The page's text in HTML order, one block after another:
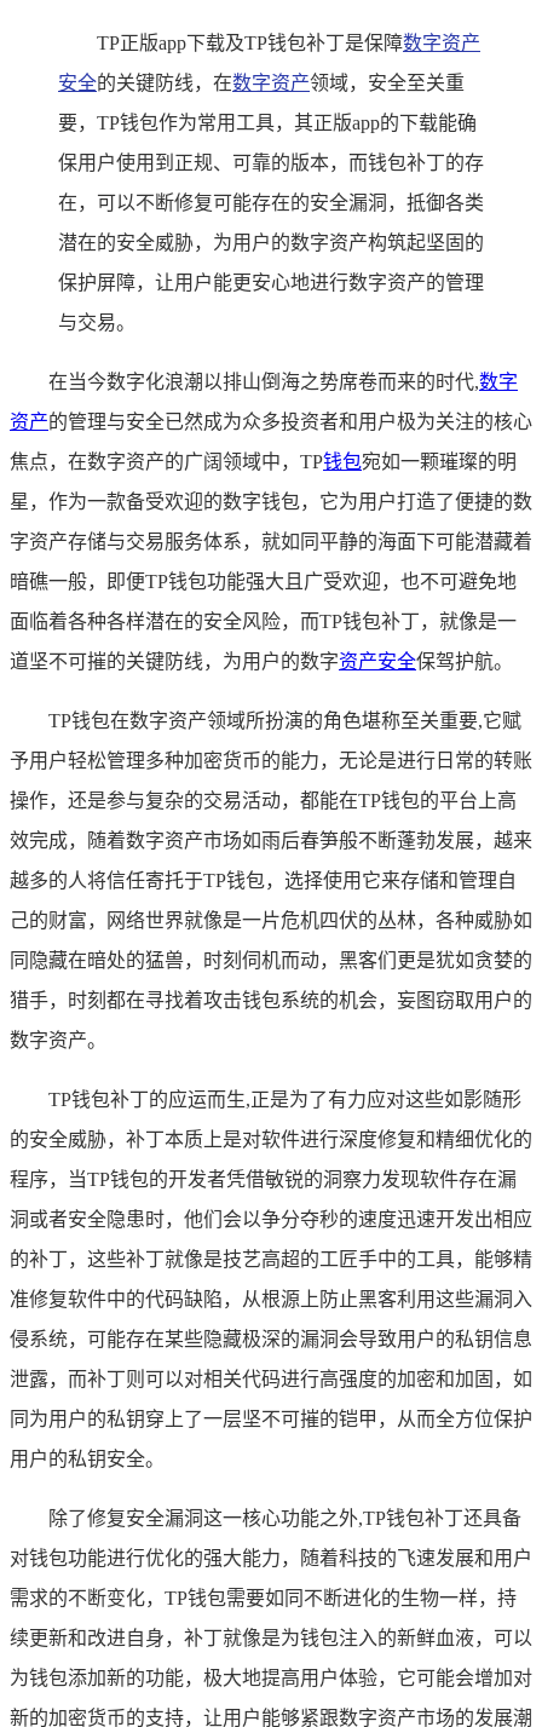
TP正版app下载及TP钱包补丁是保障数字资产
安全的关键防线，在数字资产领域，安全至关重
要，TP钱包作为常用工具，其正版app的下载能确
保用户使用到正规、可靠的版本，而钱包补丁的存
在，可以不断修复可能存在的安全漏洞，抵御各类
潜在的安全威胁，为用户的数字资产构筑起坚固的
保护屏障，让用户能更安心地进行数字资产的管理
与交易。
在当今数字化浪潮以排山倒海之势席卷而来的时代,数字
资产的管理与安全已然成为众多投资者和用户极为关注的核心
焦点，在数字资产的广阔领域中，TP钱包宛如一颗璀璨的明
星，作为一款备受欢迎的数字钱包，它为用户打造了便捷的数
字资产存储与交易服务体系，就如同平静的海面下可能潜藏着
暗礁一般，即便TP钱包功能强大且广受欢迎，也不可避免地
面临着各种各样潜在的安全风险，而TP钱包补丁，就像是一
道坚不可摧的关键防线，为用户的数字资产安全保驾护航。
TP钱包在数字资产领域所扮演的角色堪称至关重要,它赋
予用户轻松管理多种加密货币的能力，无论是进行日常的转账
操作，还是参与复杂的交易活动，都能在TP钱包的平台上高
效完成，随着数字资产市场如雨后春笋般不断蓬勃发展，越来
越多的人将信任寄托于TP钱包，选择使用它来存储和管理自
己的财富，网络世界就像是一片危机四伏的丛林，各种威胁如
同隐藏在暗处的猛兽，时刻伺机而动，黑客们更是犹如贪婪的
猎手，时刻都在寻找着攻击钱包系统的机会，妄图窃取用户的
数字资产。
TP钱包补丁的应运而生,正是为了有力应对这些如影随形
的安全威胁，补丁本质上是对软件进行深度修复和精细优化的
程序，当TP钱包的开发者凭借敏锐的洞察力发现软件存在漏
洞或者安全隐患时，他们会以争分夺秒的速度迅速开发出相应
的补丁，这些补丁就像是技艺高超的工匠手中的工具，能够精
准修复软件中的代码缺陷，从根源上防止黑客利用这些漏洞入
侵系统，可能存在某些隐藏极深的漏洞会导致用户的私钥信息
泄露，而补丁则可以对相关代码进行高强度的加密和加固，如
同为用户的私钥穿上了一层坚不可摧的铠甲，从而全方位保护
用户的私钥安全。
除了修复安全漏洞这一核心功能之外,TP钱包补丁还具备
对钱包功能进行优化的强大能力，随着科技的飞速发展和用户
需求的不断变化，TP钱包需要如同不断进化的生物一样，持
续更新和改进自身，补丁就像是为钱包注入的新鲜血液，可以
为钱包添加新的功能，极大地提高用户体验，它可能会增加对
新的加密货币的支持，让用户能够紧跟数字资产市场的发展潮